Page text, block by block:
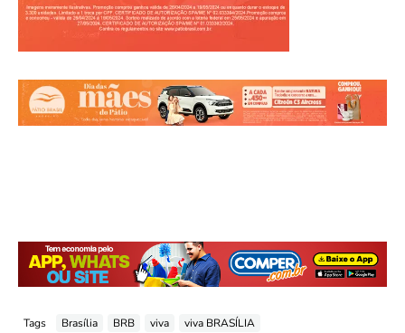
Tags Brasília BRB viva
viva BRASÍLIA